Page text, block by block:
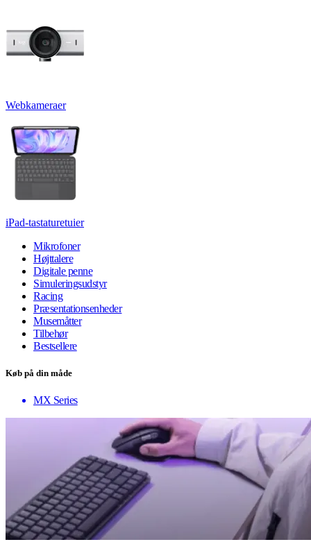
Webkameraer
iPad-tastaturetuier
Mikrofoner
Højttalere
Digitale penne
Simuleringsudstyr
Racing
Præsentationsenheder
Musemåtter
Tilbehør
Bestsellere
Køb på din måde
MX Series